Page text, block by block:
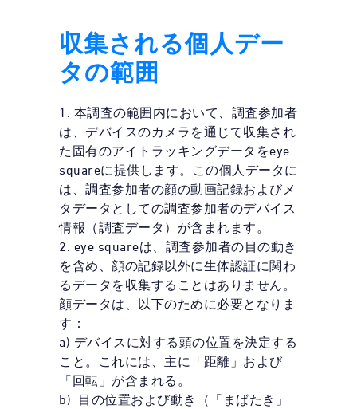
収集される個人デー
タの範囲
1. 本調査の範囲内において、調査参加者
は、デバイスのカメラを通じて収集され
た固有のアイトラッキングデータをeye
squareに提供します。この個人データに
は、調査参加者の顔の動画記録およびメ
タデータとしての調査参加者のデバイス
情報（調査データ）が含まれます。
2. eye squareは、調査参加者の目の動き
を含め、顔の記録以外に生体認証に関わ
るデータを収集することはありません。
顔データは、以下のために必要となりま
す：
a) デバイスに対する頭の位置を決定する
こと。これには、主に「距離」および
「回転」が含まれる。
b) 目の位置および動き（「まばたき」